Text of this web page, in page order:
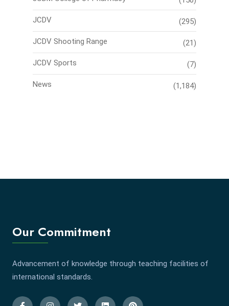
JCDV (295)
JCDV Shooting Range (21)
JCDV Sports (7)
News (1,184)
Our Commitment
Advancement of knowledge through teaching facilities of
international standards.